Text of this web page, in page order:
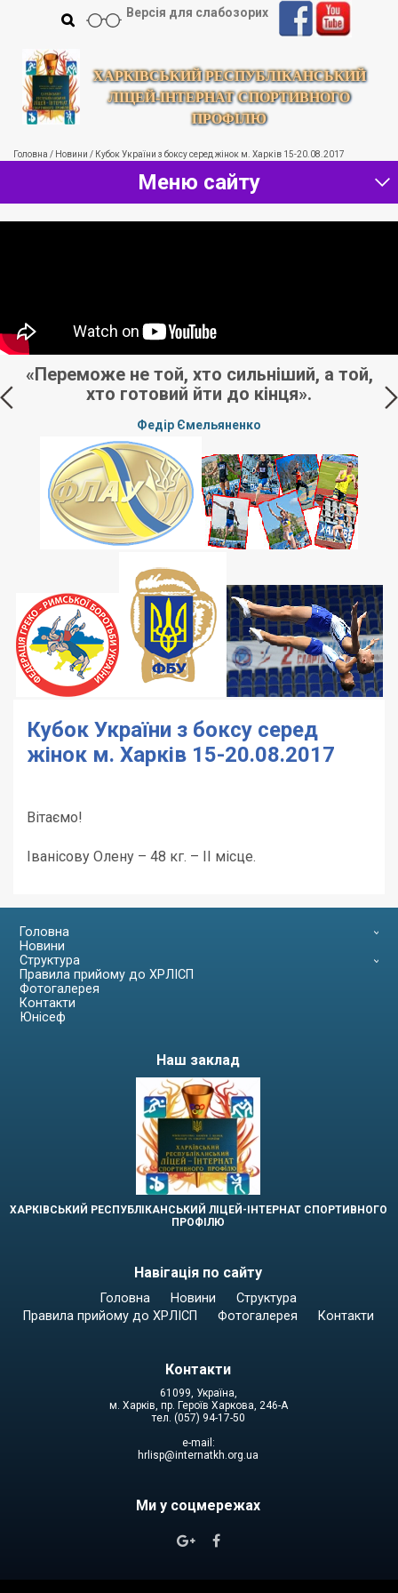
ХАРКІВСЬКИЙ РЕСПУБЛІКАНСЬКИЙ
ЛІЦЕЙ-ІНТЕРНАТ СПОРТИВНОГО
ПРОФІЛЮ
Версія для слабозорих
Головна / Новини / Кубок України з боксу серед жінок м. Харків 15-20.08.2017
Меню сайту
хто сильніший, а той,
йти до кінця».
«Спорт дуже добре
усіх
Кубок України з боксу серед
жінок м. Харків 15-20.08.2017
Вітаємо!
Іванісову Олену – 48 кг. – ІІ місце.
Головна
Новини
Структура
Правила прийому до ХРЛІСП
Фотогалерея
Контакти
Юнісеф
Наш заклад
ХАРКІВСЬКИЙ РЕСПУБЛІКАНСЬКИЙ ЛІЦЕЙ-ІНТЕРНАТ СПОРТИВНОГО
ПРОФІЛЮ
Навігація по сайту
Головна Новини
Структура
Правила прийому до ХРЛІСП
Фотогалерея Контакти
Контакти
61099, Україна,
м. Харків, пр. Героїв Харкова, 246-А
тел. (057) 94-17-50
e-mail:
hrlisp@internatkh.org.ua
Ми у соцмережах
 